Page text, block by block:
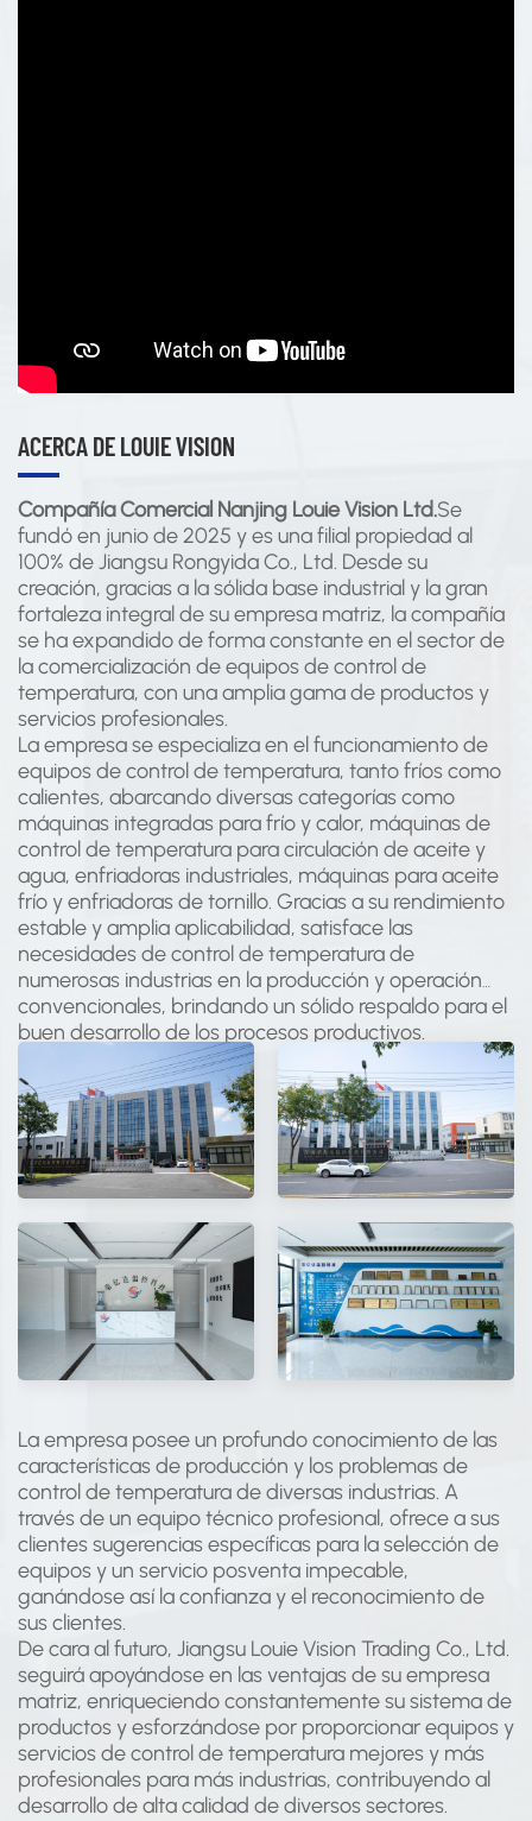
ACERCA DE LOUIE VISION
Compañía Comercial Nanjing Louie Vision Ltd.Se
fundó en junio de 2025 y es una filial propiedad al
100% de Jiangsu Rongyida Co., Ltd. Desde su
creación, gracias a la sólida base industrial y la gran
fortaleza integral de su empresa matriz, la compañía
se ha expandido de forma constante en el sector de
la comercialización de equipos de control de
temperatura, con una amplia gama de productos y
servicios profesionales.
La empresa se especializa en el funcionamiento de
equipos de control de temperatura, tanto fríos como
calientes, abarcando diversas categorías como
máquinas integradas para frío y calor, máquinas de
control de temperatura para circulación de aceite y
agua, enfriadoras industriales, máquinas para aceite
frío y enfriadoras de tornillo. Gracias a su rendimiento
estable y amplia aplicabilidad, satisface las
necesidades de control de temperatura de
numerosas industrias en la producción y operación
convencionales, brindando un sólido respaldo para el
buen desarrollo de los procesos productivos.
La empresa posee un profundo conocimiento de las
características de producción y los problemas de
control de temperatura de diversas industrias. A
través de un equipo técnico profesional, ofrece a sus
clientes sugerencias específicas para la selección de
equipos y un servicio posventa impecable,
ganándose así la confianza y el reconocimiento de
sus clientes.
De cara al futuro, Jiangsu Louie Vision Trading Co., Ltd.
seguirá apoyándose en las ventajas de su empresa
matriz, enriqueciendo constantemente su sistema de
productos y esforzándose por proporcionar equipos y
servicios de control de temperatura mejores y más
profesionales para más industrias, contribuyendo al
desarrollo de alta calidad de diversos sectores.